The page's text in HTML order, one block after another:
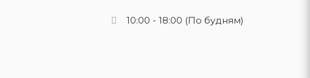
10:00 - 18:00 (По будням)